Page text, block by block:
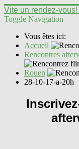
Vite un rendez-
Toggle Navigation
Vous êtes ici:
Accueil
Rencontres
Rouen
28-10-17-a-20h